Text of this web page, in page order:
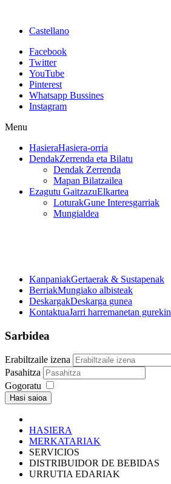
Castellano
Facebook
Twitter
YouTube
Pinterest
Whatsapp Bussines
Instagram
Menu
HasieraHasiera-orria
DendakZerrenda eta Bilatu
Dendak Zerrenda
Mapan Bilatzailea
Ezagutu GaitzazuElkartea
LoturakGune Interesgarriak
Mungialdea
KanpaniakGertaerak & Sustapenak
BerriakMungiako albisteak
DeskargakDeskarga gunea
KontaktuaJarri harremanetan gurekin
Sarbidea
Erabiltzaile izena
Pasahitza
Gogoratu
Hasi saioa
HASIERA
MERKATARIAK
SERVICIOS
DISTRIBUIDOR DE BEBIDAS
URRUTIA EDARIAK